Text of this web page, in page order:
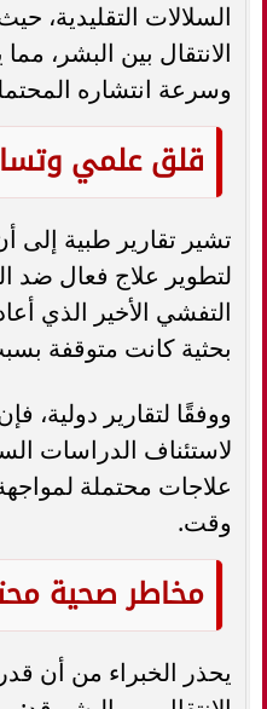
السلالات التقليدية،
الانتقال بين البشر،
وسرعة انتشاره
قلق علمي
تشير تقارير طبية إلى
لتطوير علاج فعال ضد
التفشي الأخير الذي
بحثية كانت متوقفة
ووفقًا لتقارير دولية،
لاستئناف الدراسات
علاجات محتملة
وقت.
مخاطر صحية
يحذر الخبراء من أن